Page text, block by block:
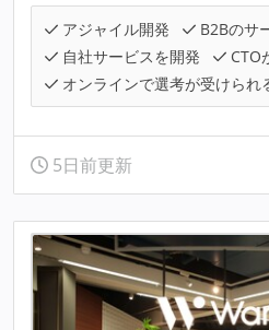
アジャイル開発
B2Bのサ
自社サービスを開発
CTO
オンラインで選考が受けられ
5日前更新